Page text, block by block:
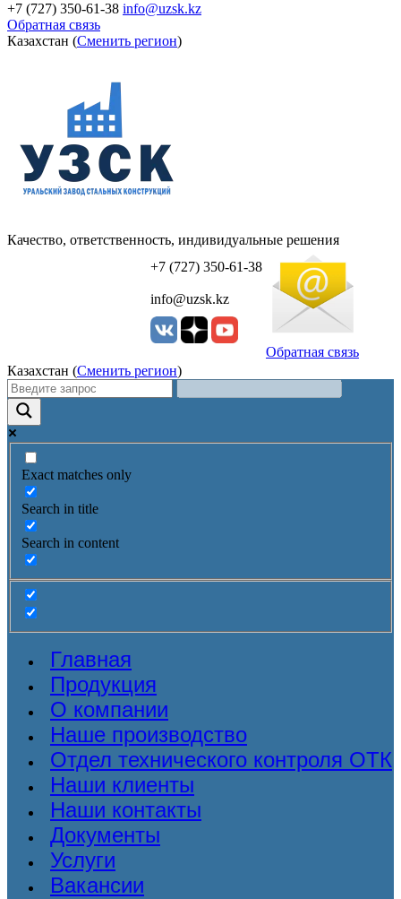
+7 (727) 350-61-38 info@uzsk.kz
Обратная связь
Казахстан (Сменить регион)
УЗСК Казахстан
Качество, ответственность, индивидуальные решения
+7 (727) 350-61-38
info@uzsk.kz
Обратная связь
Казахстан (Сменить регион)
Exact matches only
Search in title
Search in content
Главная
Продукция
О компании
Наше производство
Отдел технического контроля ОТК
Наши клиенты
Наши контакты
Документы
Услуги
Вакансии